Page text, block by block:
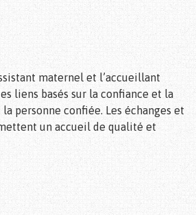
maternel et l’accueillant
liens basés sur la confiance et la
personne confiée. Les échanges et
un accueil de qualité et